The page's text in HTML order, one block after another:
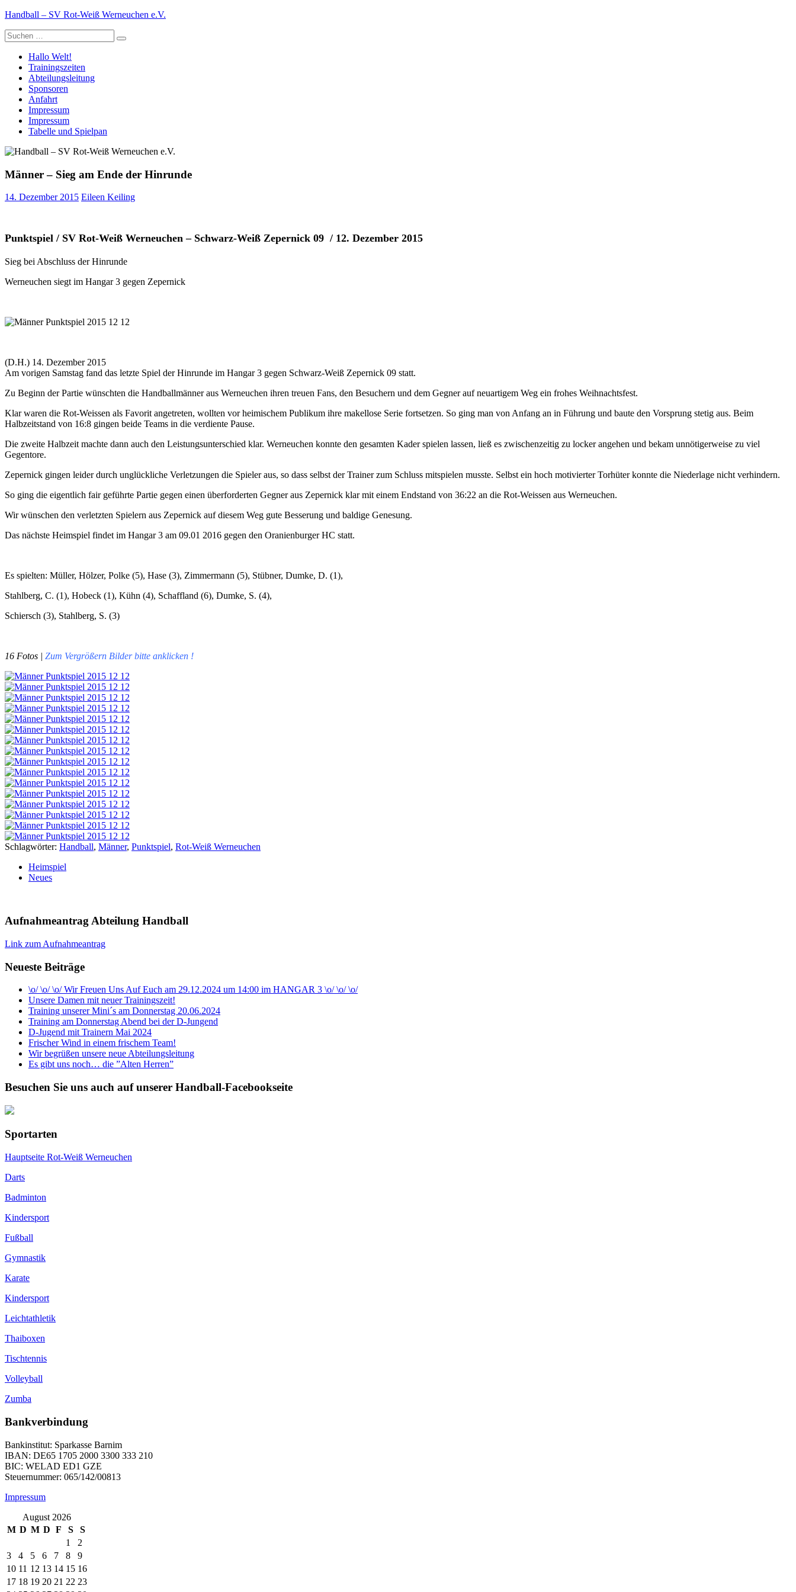
Zum
springen
Handball – SV Rot-Weiß Werneuchen e.V.
Suche
nach:
Hallo Welt!
Trainingszeiten
Abteilungsleitung
Sponsoren
Anfahrt
Impressum
Impressum
Tabelle und Spielpan
Männer – Sieg am Ende der Hinrunde
14. Dezember 2015 Eileen Keiling
Punktspiel / SV Rot-Weiß Werneuchen – Schwarz-Weiß Zepernick 09 / 12. Dezember 2015
Sieg bei Abschluss der Hinrunde
Werneuchen siegt im Hangar 3 gegen Zepernick
(D.H.) 14. Dezember 2015
Am vorigen Samstag fand das letzte Spiel der Hinrunde im Hangar 3 gegen Schwarz-Weiß Zepernick 09 statt.
Zu Beginn der Partie wünschten die Handballmänner aus Werneuchen ihren treuen Fans, den Besuchern und dem Gegner auf neuartigem Weg ein frohes Weihnachtsfest.
Klar waren die Rot-Weissen als Favorit angetreten, wollten vor heimischem Publikum ihre makellose Serie fortsetzen. So ging man von Anfang an in Führung und baute den Vorsprung stetig aus. Beim
Halbzeitstand von 16:8 gingen beide Teams in die verdiente Pause.
Die zweite Halbzeit machte dann auch den Leistungsunterschied klar. Werneuchen konnte den gesamten Kader spielen lassen, ließ es zwischenzeitig zu locker angehen und bekam unnötigerweise zu viel
Gegentore.
Zepernick gingen leider durch unglückliche Verletzungen die Spieler aus, so dass selbst der Trainer zum Schluss mitspielen musste. Selbst ein hoch motivierter Torhüter konnte die Niederlage nicht verhindern.
So ging die eigentlich fair geführte Partie gegen einen überforderten Gegner aus Zepernick klar mit einem Endstand von 36:22 an die Rot-Weissen aus Werneuchen.
Wir wünschen den verletzten Spielern aus Zepernick auf diesem Weg gute Besserung und baldige Genesung.
Das nächste Heimspiel findet im Hangar 3 am 09.01 2016 gegen den Oranienburger HC statt.
Es spielten: Müller, Hölzer, Polke (5), Hase (3), Zimmermann (5), Stübner, Dumke, D. (1),
Stahlberg, C. (1), Hobeck (1), Kühn (4), Schaffland (6), Dumke, S. (4),
Schiersch (3), Stahlberg, S. (3)
16 Fotos | Zum Vergrößern Bilder bitte anklicken !
Schlagwörter: Handball, Männer, Punktspiel, Rot-Weiß Werneuchen
Heimspiel
Neues
Aufnahmeantrag Abteilung Handball
Link zum Aufnahmeantrag
Neueste Beiträge
\o/ \o/ \o/ Wir Freuen Uns Auf Euch am 29.12.2024 um 14:00 im HANGAR 3 \o/ \o/ \o/
Unsere Damen mit neuer Trainingszeit!
Training unserer Mini´s am Donnerstag 20.06.2024
Training am Donnerstag Abend bei der D-Jungend
D-Jugend mit Trainern Mai 2024
Frischer Wind in einem frischem Team!
Wir begrüßen unsere neue Abteilungsleitung
Es gibt uns noch… die ”Alten Herren”
Besuchen Sie uns auch auf unserer Handball-Facebookseite
Sportarten
Hauptseite Rot-Weiß Werneuchen
Darts
Badminton
Kindersport
Fußball
Gymnastik
Karate
Kindersport
Leichtathletik
Thaiboxen
Tischtennis
Volleyball
Zumba
Bankverbindung
Bankinstitut: Sparkasse Barnim
IBAN: DE65 1705 2000 3300 333 210
BIC: WELAD ED1 GZE
Steuernummer: 065/142/00813
Impressum
August 2026
M D M D F S
S
1
2
3
4 5 6 7 8
9
10 11 12 13 14 15 16
17 18 19 20 21 22 23